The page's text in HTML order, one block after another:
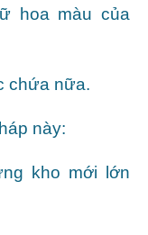
hoa màu của
chứa nữa.
này:
kho mới lớn